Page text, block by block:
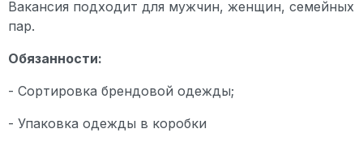
Вакансия подходит для мужчин, женщин, семейных
пар.
Обязанности:
- Сортировка брендовой одежды;
- Упаковка одежды в коробки